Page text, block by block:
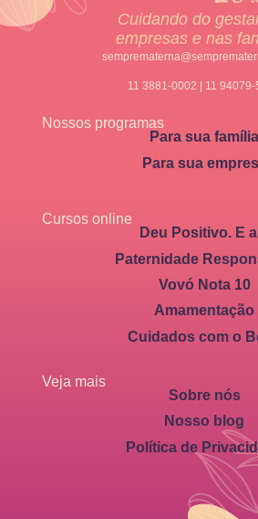
Cuidando do
empresas e nas
11 3881-0002 | 11 94079-
Nossos programas
Para sua família
Para sua
Cursos online
Deu Positivo. E
Paternidade
Vovó Nota 10
Amamentação
Cuidados com o
Veja mais
Sobre nós
Nosso blog
Política de